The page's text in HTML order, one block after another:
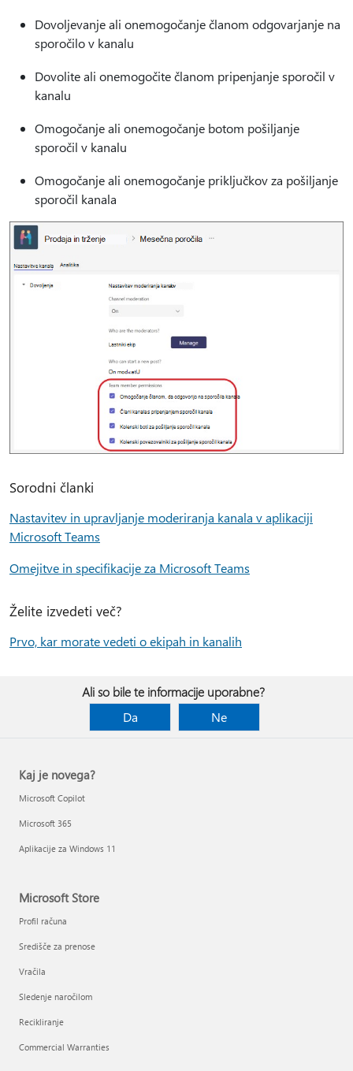
Dovoljevanje ali onemogočanje članom odgovarjanje na
sporočilo v kanalu
Dovolite ali onemogočite članom pripenjanje sporočil v
kanalu
Omogočanje ali onemogočanje botom pošiljanje
sporočil v kanalu
Omogočanje ali onemogočanje priključkov za pošiljanje
sporočil kanala
Sorodni članki
Nastavitev in upravljanje moderiranja kanala v aplikaciji
Microsoft Teams
Omejitve in specifikacije za Microsoft Teams
Želite izvedeti več?
Prvo, kar morate vedeti o ekipah in kanalih
Ali so bile te informacije uporabne?
Da
Ne
Kaj je novega?
Microsoft Copilot
Microsoft 365
Aplikacije za Windows 11
Microsoft Store
Profil računa
Središče za prenose
Vračila
Sledenje naročilom
Recikliranje
Commercial Warranties